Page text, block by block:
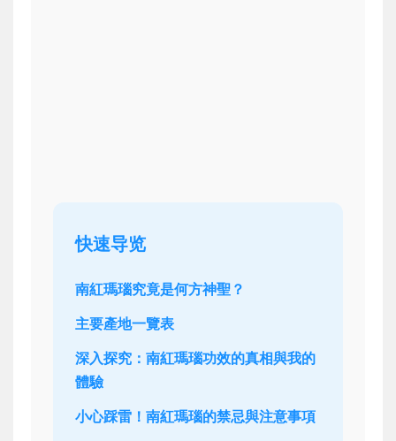
快速导览
南紅瑪瑙究竟是何方神聖？
主要產地一覽表
深入探究：南紅瑪瑙功效的真相與我的
體驗
小心踩雷！南紅瑪瑙的禁忌與注意事項